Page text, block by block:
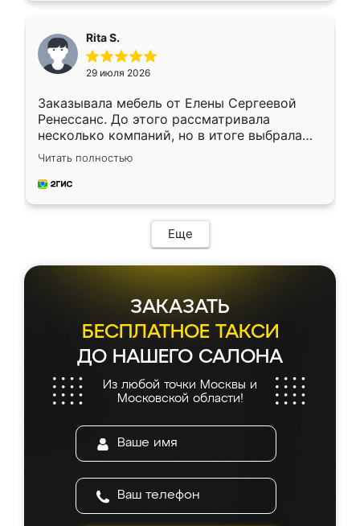
Rita S.
29 июля 2026
Заказывала мебель от Елены Сергеевой
Ренессанс. До этого рассматривала
несколько компаний, но в итоге выбрала
эту. Сначала обговорили условия, потом
приехал замерщик, всё спокойно объяснил
и снял размеры. Изготовили в срок, с
мебель сразу встала на свое место без
каких-либо доработок. Качеством осталась
довольна, все выглядит так, как и ожидала.
Читать полностью
Еще
ЗАКАЗАТЬ
БЕСПЛАТНОЕ ТАКСИ
ДО НАШЕГО САЛОНА
Из любой точки Москвы и
Московской области!